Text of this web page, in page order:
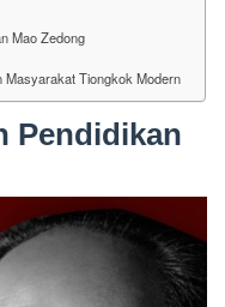
Mao Zedong
Masyarakat Tiongkok Modern
Pendidikan